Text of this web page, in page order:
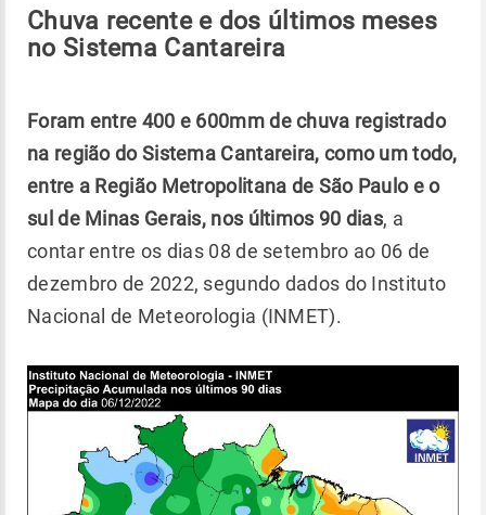
Chuva recente e dos últimos meses
no Sistema Cantareira
Foram entre 400 e 600mm de chuva registrado
na região do Sistema Cantareira, como um todo,
entre a Região Metropolitana de São Paulo e o
sul de Minas Gerais, nos últimos 90 dias, a
contar entre os dias 08 de setembro ao 06 de
dezembro de 2022, segundo dados do Instituto
Nacional de Meteorologia (INMET).